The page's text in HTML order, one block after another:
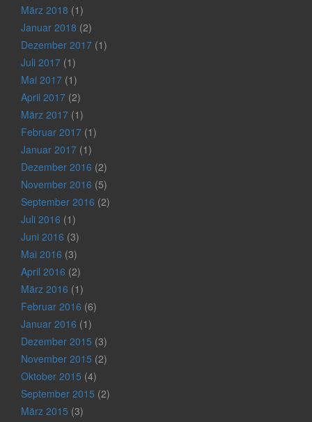
März 2018 (1)
Januar 2018 (2)
Dezember 2017 (1)
Juli 2017 (1)
Mai 2017 (1)
April 2017 (2)
März 2017 (1)
Februar 2017 (1)
Januar 2017 (1)
Dezember 2016 (2)
November 2016 (5)
September 2016 (2)
Juli 2016 (1)
Juni 2016 (3)
Mai 2016 (3)
April 2016 (2)
März 2016 (1)
Februar 2016 (6)
Januar 2016 (1)
Dezember 2015 (3)
November 2015 (2)
Oktober 2015 (4)
September 2015 (2)
März 2015 (3)